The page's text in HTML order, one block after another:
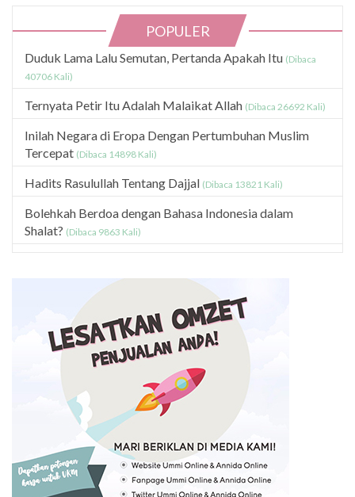
POPULER
Duduk Lama Lalu Semutan, Pertanda Apakah Itu (Dibaca
40706 Kali)
Ternyata Petir Itu Adalah Malaikat Allah (Dibaca 26692 Kali)
Inilah Negara di Eropa Dengan Pertumbuhan Muslim
Tercepat (Dibaca 14898 Kali)
Hadits Rasulullah Tentang Dajjal (Dibaca 13821 Kali)
Bolehkah Berdoa dengan Bahasa Indonesia dalam
Shalat? (Dibaca 9863 Kali)